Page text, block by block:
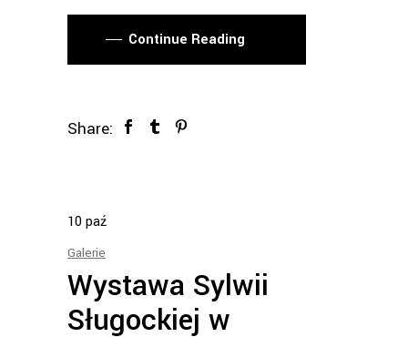
Continue Reading
Share:
10paź
Galerie
Wystawa Sylwii
Sługockiej w